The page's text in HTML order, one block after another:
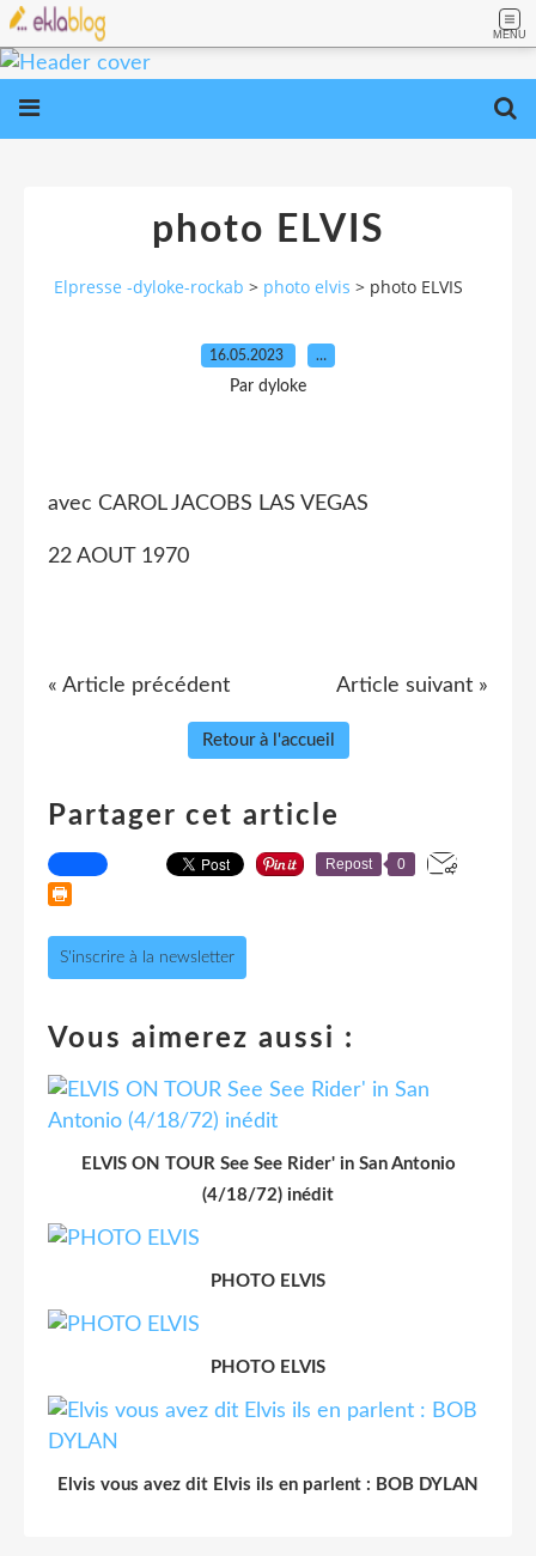
MENU
photo ELVIS
Elpresse -dyloke-rockab > photo elvis > photo ELVIS
16.05.2023 …
Par dyloke
avec CAROL JACOBS LAS VEGAS
22 AOUT 1970
« Article précédent Article suivant »
Retour à l'accueil
Partager cet article
Repost 0
S'inscrire à la newsletter
Vous aimerez aussi :
ELVIS ON TOUR See See Rider' in San Antonio
(4/18/72) inédit
PHOTO ELVIS
PHOTO ELVIS
Elvis vous avez dit Elvis ils en parlent : BOB DYLAN